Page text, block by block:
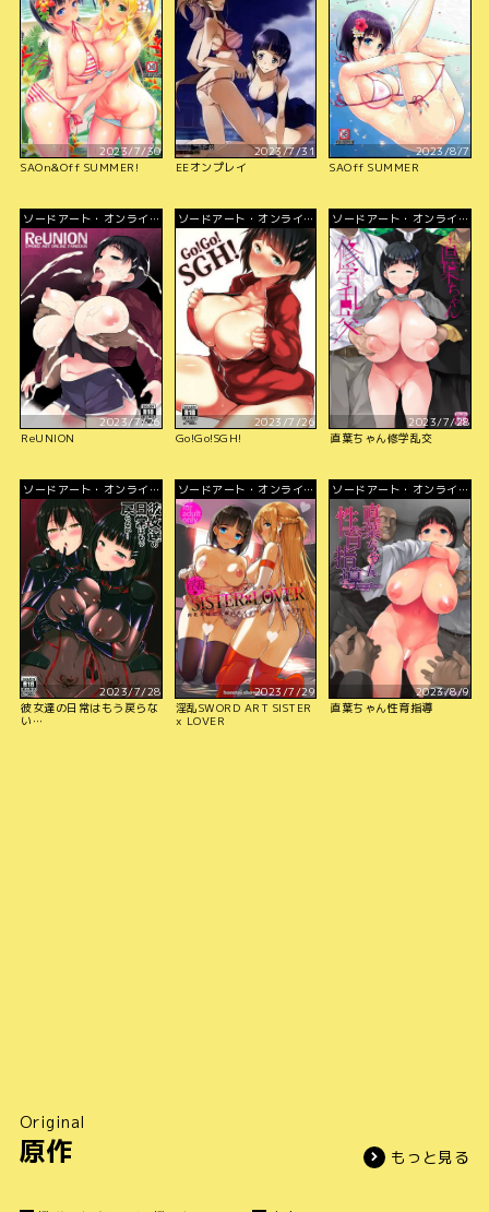
2023/7/30
SAOn&Off SUMMER!
2023/7/31
EEオンプレイ
2023/8/7
SAOff SUMMER
ソードアート・オンライ
ン
2023/7/26
ReUNION
ソードアート・オンライ
2023/7/26
Go!Go!SGH!
ソードアート・オンライ
ン
2023/7/28
直葉ちゃん修学乱交
ソードアート・オンライ
2023/7/28
彼女達の日常はもう戻らな
い…
ソードアート・オンライ
ン
2023/7/29
淫乱SWORD ART SISTER
x LOVER
ソードアート・オンライ
ン
2023/8/9
直葉ちゃん性育指導
Original
原作 もっと見る